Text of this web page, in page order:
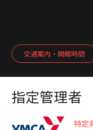
交通案内・開館時間
指定管理者
特定